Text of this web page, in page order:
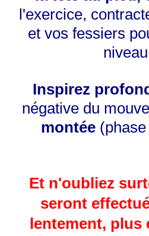
l'exercice,
et vos fessiers
Inspirez
négative du
montée(phase
Et n'oubliez
seront
lentement, plus